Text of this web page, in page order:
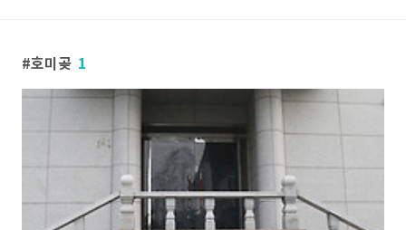
호미곶 1